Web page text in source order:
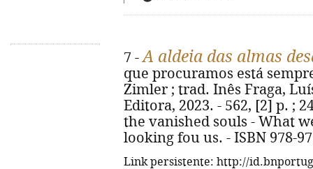
7 -A aldeia das almas
que procuramos está
Zimler ; trad. Inês Fraga,
Editora, 2023. - 562, [2] p. ;
the vanished souls - What
looking fou us. - ISBN 978-
Link persistente: http://